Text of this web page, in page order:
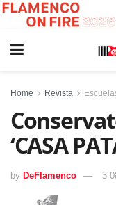
Home Revista
‘CASA
by DeFlamenco 3